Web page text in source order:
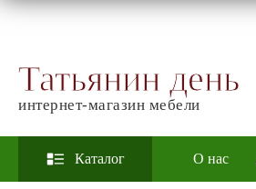
Татьянин день
интернет-магазин мебели
Каталог О нас